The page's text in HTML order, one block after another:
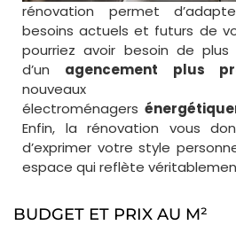
rénovation permet
besoins actuels et futurs de
pourriez avoir besoin de
d’un agencement plus
nouveaux
électroménagers
Enfin, la rénovation vous
d’exprimer votre style
espace qui reflète
BUDGET ET PRIX AU M²